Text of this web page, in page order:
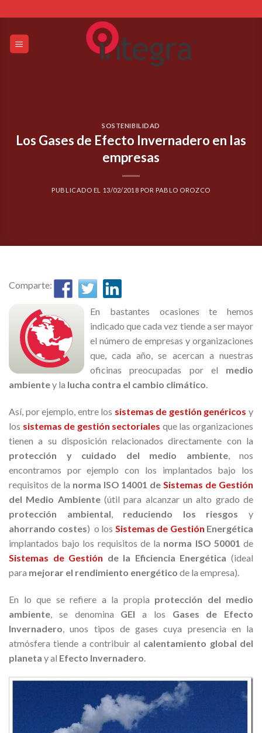
to
content
SOSTENIBILIDAD
Los Gases de Efecto Invernadero en las
empresas
PUBLICADO EL 13/02/2018 POR PABLO OROZCO
Comparte:
En bastantes ocasiones te hemos
indicado que cada vez tiende a ser mayor
el número de empresas y organizaciones
que, cada año, se acercan a nuestras
oficinas preocupadas por el medio
ambientey la lucha contra el cambio climático.
Así, por ejemplo, entre los sistemas de gestión genéricos y
los sistemas de gestión sectoriales que las organizaciones
tienen a su disposición relacionados directamente con la
protección y cuidado del medio ambiente, nos
encontramos por ejemplo con los implantados bajo los
requisitos de la norma ISO 14001 de Sistemas de Gestión
del Medio Ambiente(útil para alcanzar un alto grado de
protección ambiental
reduciendo los riesgos y
ahorrando costes) o los Sistemas de Gestión Energética
implantados bajo los requisitos de la norma ISO 50001 de
Sistemas de Gestión de la Eficiencia Energética(ideal
para mejorar el rendimiento energético de la empresa).
En lo que se refiere a la propia protección del medio
ambiente , se denomina GEI a los Gases de Efecto
Invernadero , unos tipos de gases cuya presencia en la
atmósfera tiende a contribuir al calentamiento global del
planeta y al Efecto Invernadero